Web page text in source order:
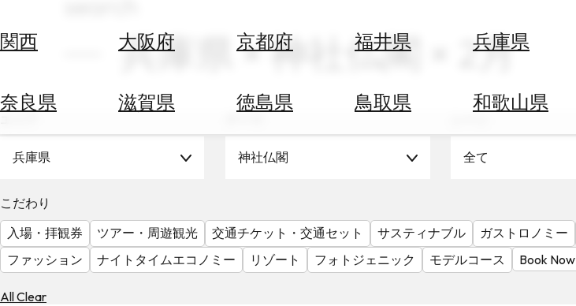
関西 大阪府 京都府 福井県 兵庫県
奈良県 滋賀県 徳島県 鳥取県 和歌山県
ホ
す
替
を
調
べ
天
兵庫県 × 神社仏閣 × 2月
兵庫県 神社仏閣 全て
こだわり
入場・拝観券
ツアー・周遊観光 交通チケット・交通セット サスティナブル ガストロノミー
ファッション
ナイトタイムエコノミー リゾート フォトジェニック モデルコース Book Now
All Clear